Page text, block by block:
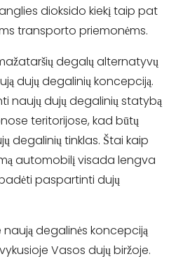
dioksido kiekį taip pat
transporto priemonėms.
degalų alternatyvų
dujų degalinių koncepciją.
naujų dujų degalinių statybą
teritorijose, kad būtų
degalinių tinklas. Štai kaip
automobilį visada lengva
paspartinti dujų
degalinės koncepciją
Vasos dujų biržoje.